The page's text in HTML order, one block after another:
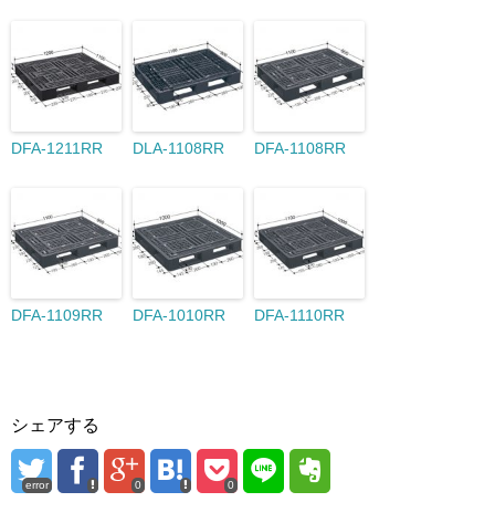
DFA-1211RR DLA-1108RR DFA-1108RR
DFA-1109RR DFA-1010RR DFA-1110RR
シェアする
error 0 0